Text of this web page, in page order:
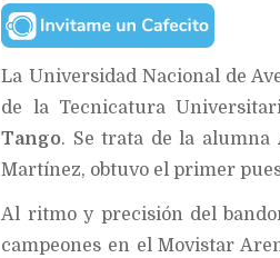
La Universidad Nacional de
de la Tecnicatura
Tango. Se trata de la alumna
Martínez, obtuvo el primer
Al ritmo y precisión del
campeones en el Movistar